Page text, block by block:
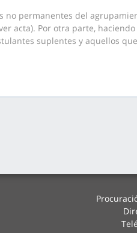
no permanentes del
acta). Por otra parte,
suplentes y aquellos